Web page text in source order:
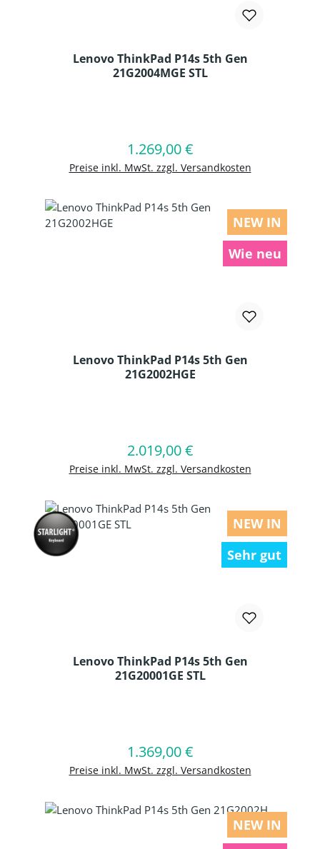
Lenovo ThinkPad P14s 5th Gen
21G2004MGE STL
Regulärer Preis:
1.269,00 €
Preise inkl. MwSt. zzgl. Versandkosten
In den Warenkorb
NEW IN
Wie neu
Lenovo ThinkPad P14s 5th Gen
21G2002HGE
Regulärer Preis:
2.019,00 €
Preise inkl. MwSt. zzgl. Versandkosten
In den Warenkorb
NEW IN
Sehr gut
Lenovo ThinkPad P14s 5th Gen
21G20001GE STL
Regulärer Preis:
1.369,00 €
Preise inkl. MwSt. zzgl. Versandkosten
In den Warenkorb
NEW IN